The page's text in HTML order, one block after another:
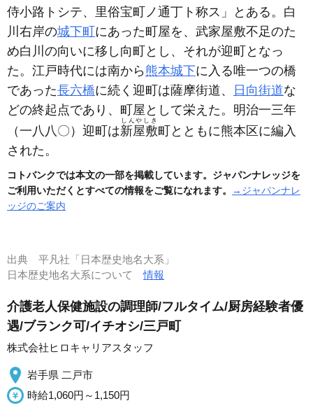
侍小路トシテ、里俗宝町ノ通丁ト称ス」とある。白
川右岸の城下町 にあった町屋を、武家屋敷不足のた
め白川の向いに移し向町とし、それが迎町となっ
た。江戸時代には南から 熊本城下に入る唯一つの橋
であった長六橋に続く迎町は薩摩街道、 日向街道な
どの終起点であり、町屋として栄えた。明治一三年
（一八八〇） 迎町は新屋敷
しんやしき
町とともに熊本区に編入
された。
コトバンクでは本文の一部を掲載しています。ジャパンナレッジを
ご利用いただくとすべての情報をご覧になれます。
→ジャパンナレ
ッジのご案内
出典 平凡社「日本歴史地名大系」
日本歴史地名大系について情報
介護老人保健施設の調理師/フルタイム/厨房経験者優
遇/ブランク可/イチオシ/三戸町
株式会社ヒロキャリアスタッフ
岩手県 二戸市
時給1,060円～1,150円